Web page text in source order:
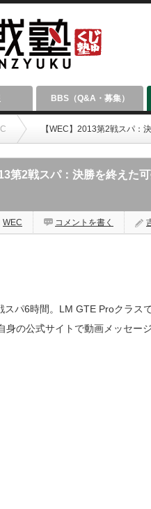
BBS（Q&A・募集）
【WEC】2013第2戦スパ：
第2戦スパ：決勝を終えた
WEC コメントを書く
スパ6時間。LM GTE Proクラス
身の公式サイトで動画メッセー